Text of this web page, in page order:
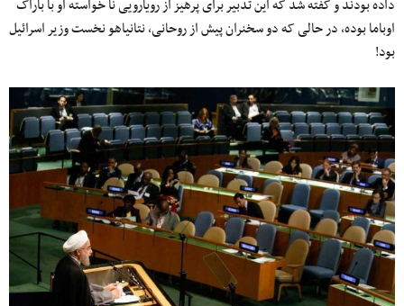
داده بودند و گفته شد که این تدبیر برای پرهیز از رویارویی نا خواسته او با باراک
اوباما بوده، در حالی که دو سخنران پیش از روحانی، نتانیاهو نخست وزیر اسرائیل
بود!